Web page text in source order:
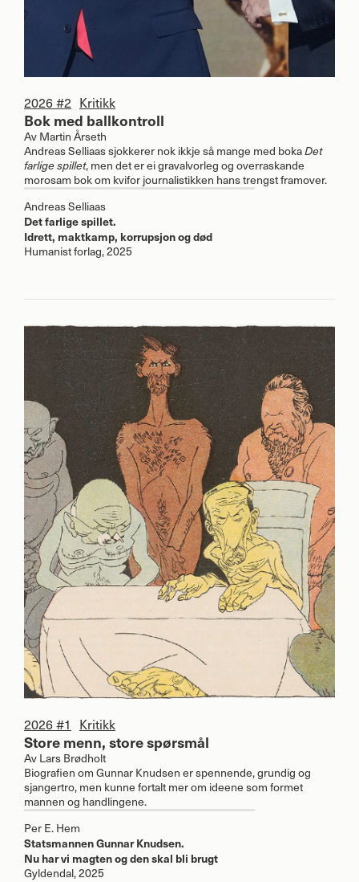
2026 #2 Kritikk
Bok med ballkontroll
AvMartin Årseth
Andreas Selliaas sjokkerer nok ikkje så mange med bokaDet
farlige spillet, men det er ei gravalvorleg og overraskande
morosam bok om kvifor journalistikken hans trengst framover.
Andreas Selliaas
Det farlige spillet.
Idrett, maktkamp, korrupsjon og død
Humanist forlag, 2025
2026 #1 Kritikk
Store menn, store spørsmål
AvLars Brødholt
Biografien om Gunnar Knudsen er spennende, grundig og
sjangertro, men kunne fortalt mer om ideene som formet
mannen og handlingene.
Per E. Hem
Statsmannen Gunnar Knudsen.
Nu har vi magten og den skal bli brugt
Gyldendal, 2025